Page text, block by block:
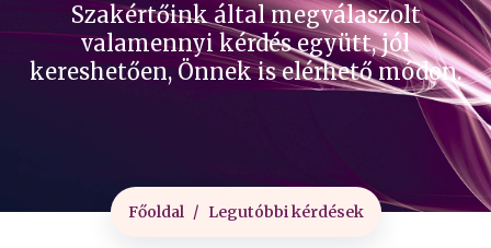
Szakértőink által megválaszolt
valamennyi kérdés együtt, jól
kereshetően, Önnek is elérhető módon.
Főoldal Legutóbbi kérdések